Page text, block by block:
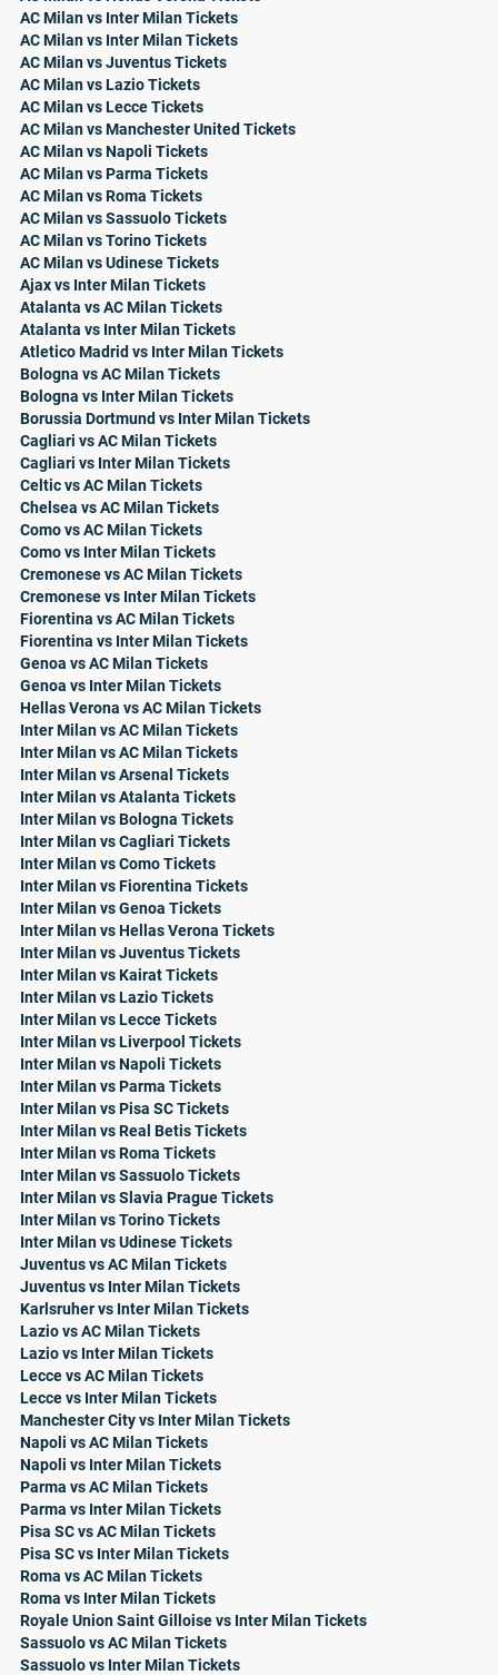
AC Milan vs Inter Milan Tickets
AC Milan vs Inter Milan Tickets
AC Milan vs Juventus Tickets
AC Milan vs Lazio Tickets
AC Milan vs Lecce Tickets
AC Milan vs Manchester United Tickets
AC Milan vs Napoli Tickets
AC Milan vs Parma Tickets
AC Milan vs Roma Tickets
AC Milan vs Sassuolo Tickets
AC Milan vs Torino Tickets
AC Milan vs Udinese Tickets
Ajax vs Inter Milan Tickets
Atalanta vs AC Milan Tickets
Atalanta vs Inter Milan Tickets
Atletico Madrid vs Inter Milan Tickets
Bologna vs AC Milan Tickets
Bologna vs Inter Milan Tickets
Borussia Dortmund vs Inter Milan Tickets
Cagliari vs AC Milan Tickets
Cagliari vs Inter Milan Tickets
Celtic vs AC Milan Tickets
Chelsea vs AC Milan Tickets
Como vs AC Milan Tickets
Como vs Inter Milan Tickets
Cremonese vs AC Milan Tickets
Cremonese vs Inter Milan Tickets
Fiorentina vs AC Milan Tickets
Fiorentina vs Inter Milan Tickets
Genoa vs AC Milan Tickets
Genoa vs Inter Milan Tickets
Hellas Verona vs AC Milan Tickets
Inter Milan vs AC Milan Tickets
Inter Milan vs AC Milan Tickets
Inter Milan vs Arsenal Tickets
Inter Milan vs Atalanta Tickets
Inter Milan vs Bologna Tickets
Inter Milan vs Cagliari Tickets
Inter Milan vs Como Tickets
Inter Milan vs Fiorentina Tickets
Inter Milan vs Genoa Tickets
Inter Milan vs Hellas Verona Tickets
Inter Milan vs Juventus Tickets
Inter Milan vs Kairat Tickets
Inter Milan vs Lazio Tickets
Inter Milan vs Lecce Tickets
Inter Milan vs Liverpool Tickets
Inter Milan vs Napoli Tickets
Inter Milan vs Parma Tickets
Inter Milan vs Pisa SC Tickets
Inter Milan vs Real Betis Tickets
Inter Milan vs Roma Tickets
Inter Milan vs Sassuolo Tickets
Inter Milan vs Slavia Prague Tickets
Inter Milan vs Torino Tickets
Inter Milan vs Udinese Tickets
Juventus vs AC Milan Tickets
Juventus vs Inter Milan Tickets
Karlsruher vs Inter Milan Tickets
Lazio vs AC Milan Tickets
Lazio vs Inter Milan Tickets
Lecce vs AC Milan Tickets
Lecce vs Inter Milan Tickets
Manchester City vs Inter Milan Tickets
Napoli vs AC Milan Tickets
Napoli vs Inter Milan Tickets
Parma vs AC Milan Tickets
Parma vs Inter Milan Tickets
Pisa SC vs AC Milan Tickets
Pisa SC vs Inter Milan Tickets
Roma vs AC Milan Tickets
Roma vs Inter Milan Tickets
Royale Union Saint Gilloise vs Inter Milan Tickets
Sassuolo vs AC Milan Tickets
Sassuolo vs Inter Milan Tickets